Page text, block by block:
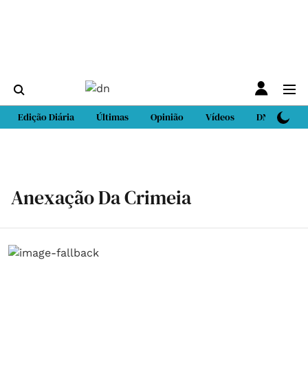
Edição Diária Últimas Opinião Vídeos DN Sport
Anexação Da Crimeia